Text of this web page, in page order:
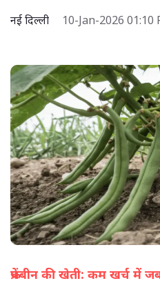
नई दिल्ली 10-Jan-2026 01:10
फ्रेंचबीन की खेती: कम खर्च में